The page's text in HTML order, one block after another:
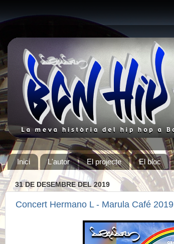
Inici L'autor El projecte El bloc
31 DE DESEMBRE DEL 2019
Concert Hermano L - Marula Café 2019